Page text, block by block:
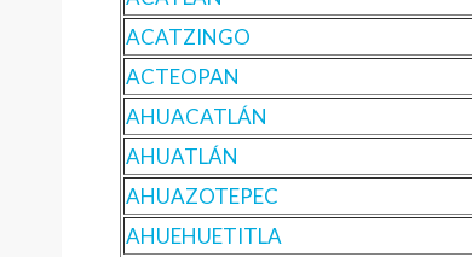
ACATZINGO
ACTEOPAN
AHUACATLÁN
AHUATLÁN
AHUAZOTEPEC
AHUEHUETITLA